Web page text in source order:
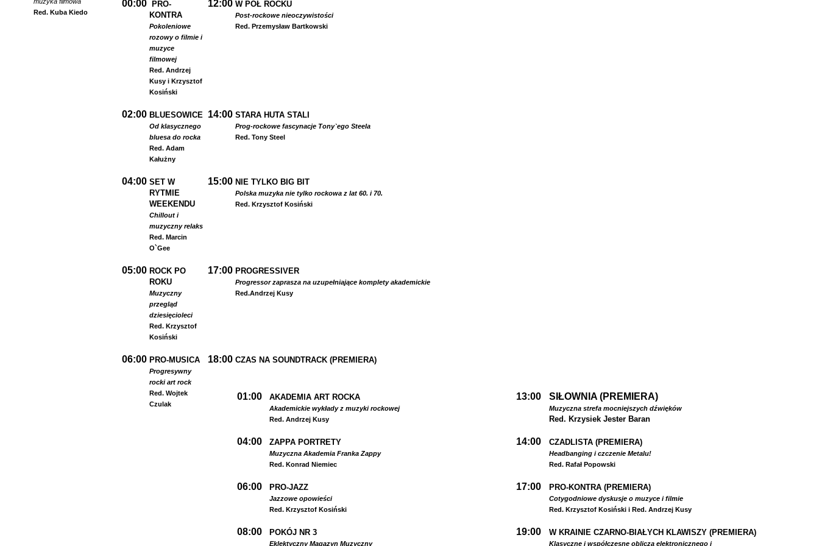
Red. Kuba Kiedo
00:00
PRO-
KONTRA
Pokoleniowe
rozowy o filmie i
muzyce
filmowej
Red. Andrzej
Kusy i Krzysztof
Kosiński
12:00 W PÓŁ ROCKU
Post-rockowe nieoczywistości
Red. Przemysław Bartkowski
02:00 BLUESOWICE
Od klasycznego
bluesa do rocka
Red. Adam
Kałużny
14:00 STARA HUTA STALI
Prog-rockowe fascynacje Tony`ego Steela
Red. Tony Steel
04:00 SET W
RYTMIE
WEEKENDU
Chillout i
muzyczny relaks
Red. Marcin
O`Gee
15:00 NIE TYLKO BIG BIT
Polska muzyka nie tylko rockowa z lat 60. i 70.
Red. Krzysztof Kosiński
05:00 ROCK PO
ROKU
Muzyczny
przegląd
dziesięcioleci
Red. Krzysztof
Kosiński
17:00 PROGRESSIVER
Progressor zaprasza na uzupełniające komplety akademickie
Red.Andrzej Kusy
06:00 PRO-MUSICA
Progresywny
rocki art rock
Red. Wojtek
Czulak
18:00 CZAS NA SOUNDTRACK (PREMIERA)
01:00 AKADEMIA ART ROCKA
Akademickie wykłady z muzyki rockowej
Red. Andrzej Kusy
13:00 SIŁOWNIA (PREMIERA)
Muzyczna strefa mocniejszych dźwięków
Red. Krzysiek Jester Baran
04:00 ZAPPA PORTRETY
Muzyczna Akademia Franka Zappy
Red. Konrad Niemiec
14:00 CZADLISTA (PREMIERA)
Headbanging i czczenie Metalu!
Red. Rafał Popowski
06:00 PRO-JAZZ
Jazzowe opowieści
Red. Krzysztof Kosiński
17:00 PRO-KONTRA (PREMIERA)
Cotygodniowe dyskusje o muzyce i filmie
Red. Krzysztof Kosiński i Red. Andrzej Kusy
08:00 POKÓJ NR 3
Eklektyczny Magazyn Muzyczny
19:00 W KRAINIE CZARNO-BIAŁYCH KLAWISZY (PREMIERA)
Klasyczne i współczesne oblicza elektronicznego i